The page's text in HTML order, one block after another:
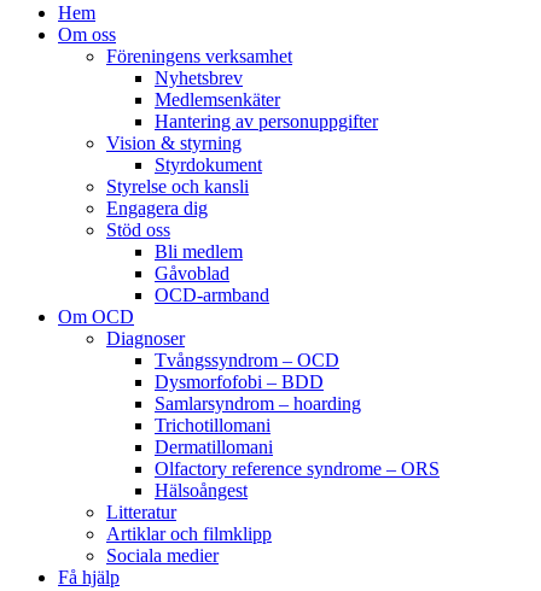
Hem
Om oss
Föreningens verksamhet
Nyhetsbrev
Medlemsenkäter
Hantering av personuppgifter
Vision & styrning
Styrdokument
Styrelse och kansli
Engagera dig
Stöd oss
Bli medlem
Gåvoblad
OCD-armband
Om OCD
Diagnoser
Tvångssyndrom – OCD
Dysmorfofobi – BDD
Samlarsyndrom – hoarding
Trichotillomani
Dermatillomani
Olfactory reference syndrome – ORS
Hälsoångest
Litteratur
Artiklar och filmklipp
Sociala medier
Få hjälp